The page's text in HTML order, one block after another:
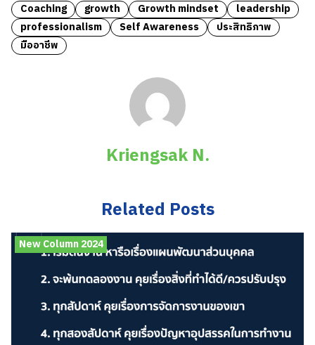
Coaching growth Growth mindset
leadership
professionalism
Self Awareness
ประสิทธิภาพ
มืออาชีพ
Kriengsak N.
Related Posts
New Column 2024